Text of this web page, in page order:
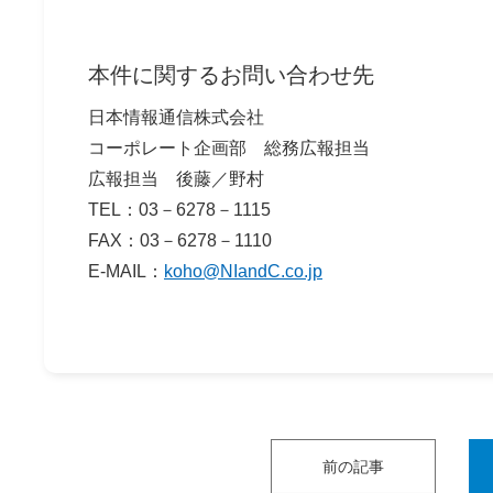
本件に関するお問い合わせ先
日本情報通信株式会社
コーポレート企画部 総務広報担当
広報担当 後藤／野村
TEL：03－6278－1115
FAX：03－6278－1110
E-MAIL： koho@NIandC.co.jp
前の記事